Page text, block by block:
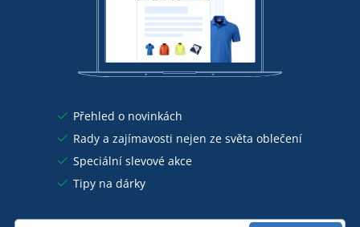
Přehled o novinkách
Rady a zajímavosti nejen ze světa oblečení
Speciální slevové akce
Tipy na dárky